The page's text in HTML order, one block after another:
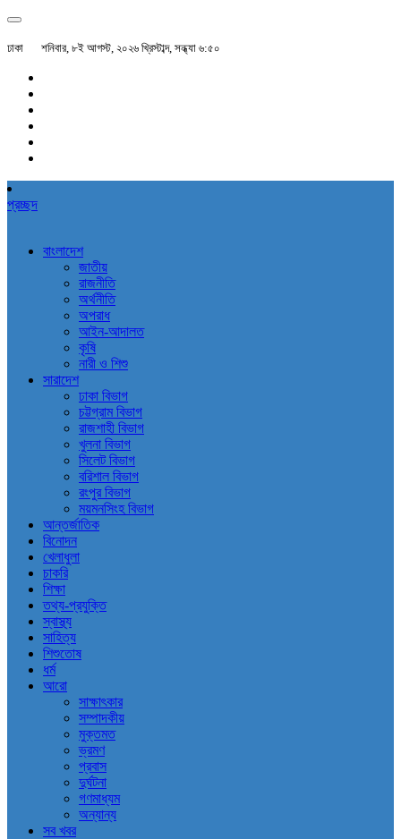
ঢাকা শনিবার, ৮ই আগস্ট, ২০২৬ খ্রিস্টাব্দ, সন্ধ্যা ৬:৫০
প্রচ্ছদ
বাংলাদেশ
জাতীয়
রাজনীতি
অর্থনীতি
অপরাধ
আইন-আদালত
কৃষি
নারী ও শিশু
সারাদেশ
ঢাকা বিভাগ
চট্টগ্রাম বিভাগ
রাজশাহী বিভাগ
খুলনা বিভাগ
সিলেট বিভাগ
বরিশাল বিভাগ
রংপুর বিভাগ
ময়মনসিংহ বিভাগ
আন্তর্জাতিক
বিনোদন
খেলাধুলা
চাকরি
শিক্ষা
তথ্য-প্রযুক্তি
স্বাস্থ্য
সাহিত্য
শিশুতোষ
ধর্ম
আরো
সাক্ষাৎকার
সম্পাদকীয়
মুক্তমত
ভ্রমণ
প্রবাস
দুর্ঘটনা
গণমাধ্যম
অন্যান্য
সব খবর